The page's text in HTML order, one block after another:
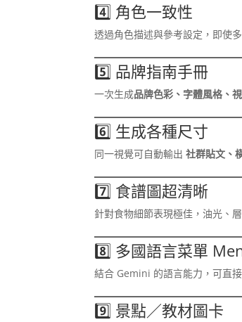
4️⃣ 角色一致性
透過角色描述與參考設定，即使
5️⃣ 品牌指南手冊
一次生成品牌色彩、字體風格、
6️⃣ 生成各種尺寸
同一視覺可自動輸出社群貼文、
7️⃣ 食譜圖超清晰
針對食物細節表現極佳，油光、
8️⃣ 多國語言菜單
結合 Gemini 的語言能力，可直
9️⃣ 景點／教材圖卡